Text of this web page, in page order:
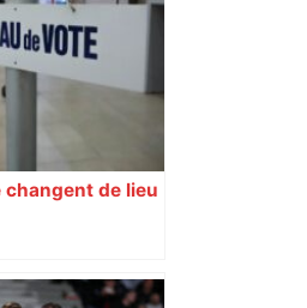
de lieu